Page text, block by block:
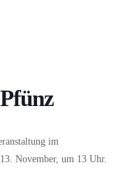
im
November, um 13 Uhr.